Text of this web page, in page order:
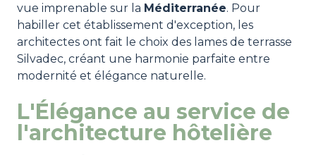
vue imprenable sur la Méditerranée. Pour
habiller cet établissement d'exception, les
architectes ont fait le choix des lames de terrasse
Silvadec, créant une harmonie parfaite entre
modernité et élégance naturelle.
L'Élégance au service de
l'architecture hôtelière